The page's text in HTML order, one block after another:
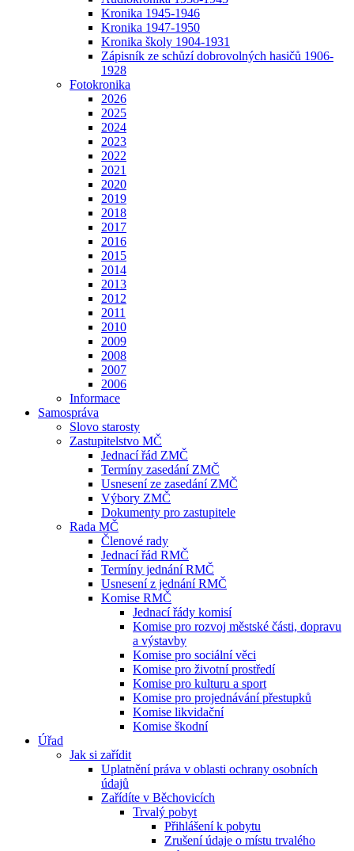
Kronika 1945-1946
Kronika 1947-1950
Kronika školy 1904-1931
Zápisník ze schůzí dobrovolných hasičů 1906-
1928
Fotokronika
2026
2025
2024
2023
2022
2021
2020
2019
2018
2017
2016
2015
2014
2013
2012
2011
2010
2009
2008
2007
2006
Informace
Samospráva
Slovo starosty
Zastupitelstvo MČ
Jednací řád ZMČ
Termíny zasedání ZMČ
Usnesení ze zasedání ZMČ
Výbory ZMČ
Dokumenty pro zastupitele
Rada MČ
Členové rady
Jednací řád RMČ
Termíny jednání RMČ
Usnesení z jednání RMČ
Komise RMČ
Jednací řády komisí
Komise pro rozvoj městské části, dopravu
a výstavby
Komise pro sociální věci
Komise pro životní prostředí
Komise pro kulturu a sport
Komise pro projednávání přestupků
Komise likvidační
Komise škodní
Úřad
Jak si zařídit
Uplatnění práva v oblasti ochrany osobních
údajů
Zařídíte v Běchovicích
Trvalý pobyt
Přihlášení k pobytu
Zrušení údaje o místu trvalého